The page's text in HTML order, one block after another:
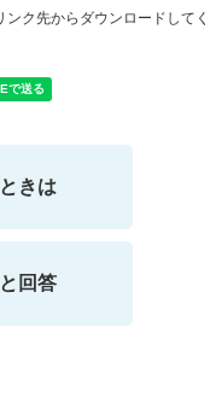
ク先からダウンロードしてく
きは
回答